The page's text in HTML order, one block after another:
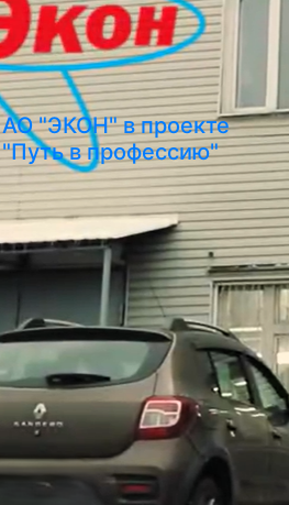
АО "ЭКОН" в проекте
"Путь в профессию"